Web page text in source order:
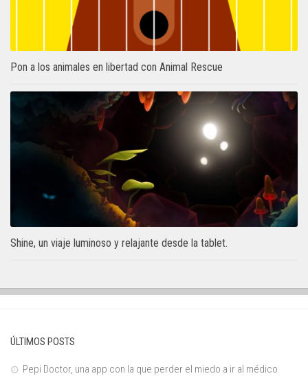
Pon a los animales en libertad con Animal Rescue
Shine, un viaje luminoso y relajante desde la tablet.
ÚLTIMOS POSTS
Pepi Doctor, una app con la que perder el miedo a ir al médico